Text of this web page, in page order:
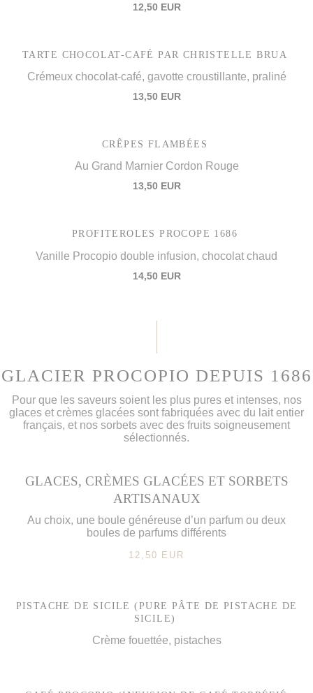
12,50 EUR
TARTE CHOCOLAT-CAFÉ PAR CHRISTELLE BRUA
Crémeux chocolat-café, gavotte croustillante, praliné
13,50 EUR
CRÊPES FLAMBÉES
Au Grand Marnier Cordon Rouge
13,50 EUR
PROFITEROLES PROCOPE 1686
Vanille Procopio double infusion, chocolat chaud
14,50 EUR
GLACIER PROCOPIO DEPUIS 1686
Pour que les saveurs soient les plus pures et intenses, nos
glaces et crèmes glacées sont fabriquées avec du lait entier
français, et nos sorbets avec des fruits soigneusement
sélectionnés.
GLACES, CRÈMES GLACÉES ET SORBETS
ARTISANAUX
Au choix, une boule généreuse d’un parfum ou deux
boules de parfums différents
12,50 EUR
PISTACHE DE SICILE (PURE PÂTE DE PISTACHE DE
SICILE)
Crème fouettée, pistaches